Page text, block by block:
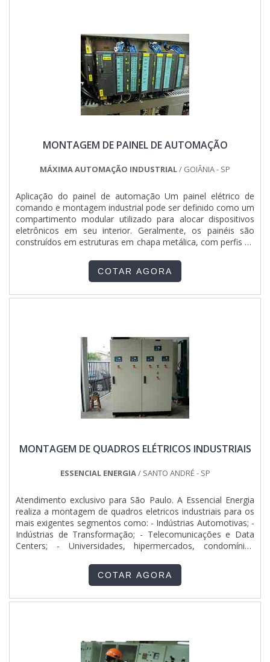
clientes com qualidade..
MONTAGEM DE PAINEL DE AUTOMAÇÃO
MÁXIMA AUTOMAÇÃO INDUSTRIAL/ GOIÂNIA - SP
Aplicação do painel de automação Um painel elétrico de
comando e montagem industrial pode ser definido como um
compartimento modular utilizado para alocar dispositivos
eletrônicos em seu interior. Geralmente, os painéis são
construídos em estruturas em chapa metálica, com perfis de
chapas e portas com sistema de fecho. A Máxima
Automação Industrial é especializada em fazer montagem
COTAR AGORA
MONTAGEM DE QUADROS ELÉTRICOS INDUSTRIAIS
ESSENCIAL ENERGIA/ SANTO ANDRÉ - SP
Atendimento exclusivo para São Paulo. A Essencial Energia
realiza a montagem de quadros eletricos industriais para os
mais exigentes segmentos como: - Indústrias Automotivas; -
Indústrias de Transformação; - Telecomunicações e Data
Centers; - Universidades, hipermercados, condomínios
pensarmos na montagem de quadros eletricos, é preciso
entender um pouco mais sobre o equipamento. O ....
COTAR AGORA